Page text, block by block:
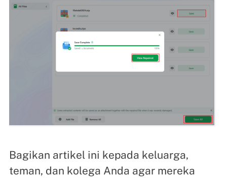
Bagikan artikel ini kepada keluarga,
teman, dan kolega Anda agar mereka